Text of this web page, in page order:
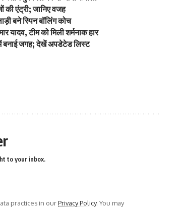
एंट्री; जानिए वजह
बने स्पिन बॉलिंग कोच
टीम को मिली शर्मनाक हार
में बनाई जगह; देखें अपडेटेड लिस्ट
to your inbox.
practices in ourPrivacy Policy. You may